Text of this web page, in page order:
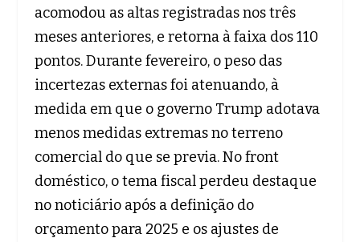
acomodou as altas registradas nos três
meses anteriores, e retorna à faixa dos 110
pontos. Durante fevereiro, o peso das
incertezas externas foi atenuando, à
medida em que o governo Trump adotava
menos medidas extremas no terreno
comercial do que se previa. No front
doméstico, o tema fiscal perdeu destaque
no noticiário após a definição do
orçamento para 2025 e os ajustes de